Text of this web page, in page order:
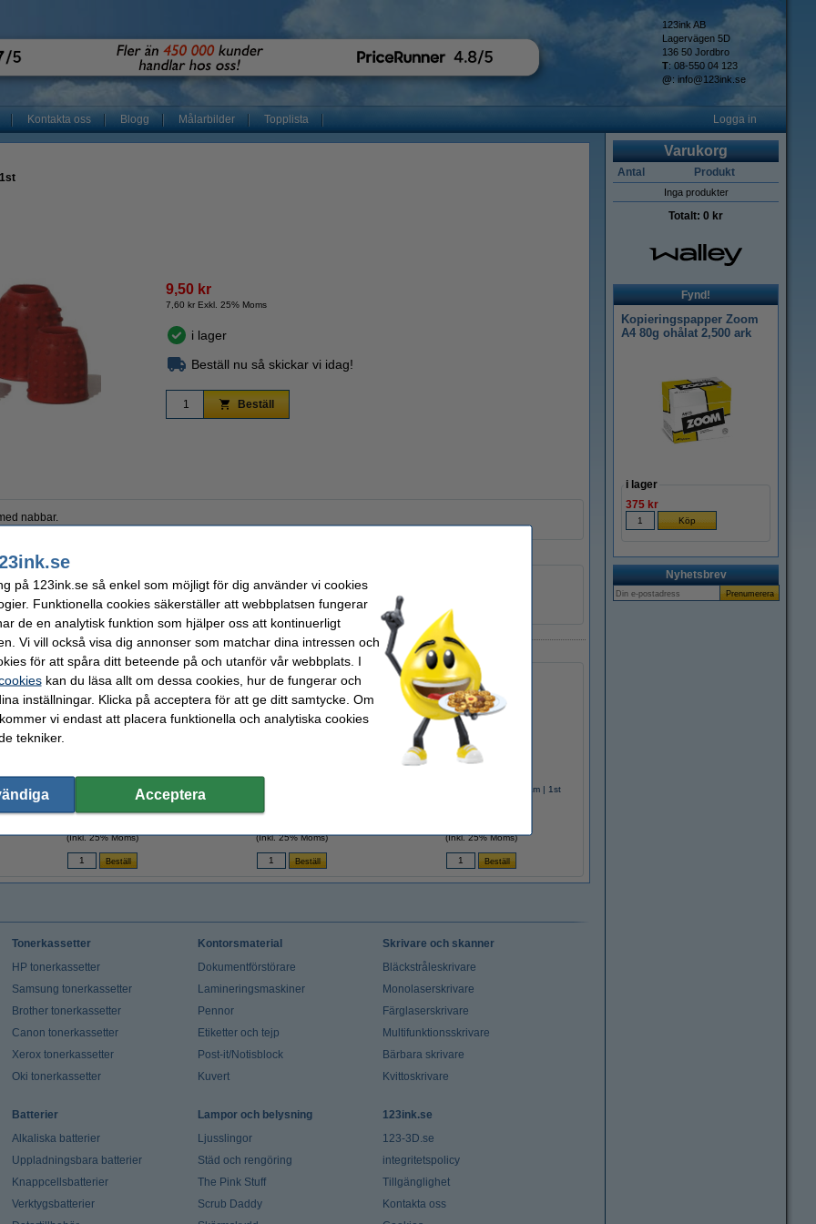
123ink AB
Lagervägen 5D
136 50 Jordbro
T: 08-550 04 123
@: info@123ink.se
Kontakta oss Blogg Målarbilder Topplista Logga in
9,50 kr
7,60 kr Exkl. 25% Moms
i lager
Beställ nu så skickar vi idag!
Beställ
nabbar.
Antal:
ofta även dessa produkter!
Sedelräknare Nr.2 (12mm) | Siam | 1st
(Inkl. 25% Moms) (Inkl. 25% Moms)
Sedelräknare Nr.5 (19mm) | Siam | 1st
(Inkl. 25% Moms)
Varukorg
Antal Produkt
Inga produkter
Totalt: 0 kr
Fynd!
Kopieringspapper Zoom
A4 80g ohålat 2,500 ark
i lager
375 kr
Nyhetsbrev
Tonerkassetter
HP tonerkassetter
Samsung tonerkassetter
Brother tonerkassetter
Canon tonerkassetter
Xerox tonerkassetter
Oki tonerkassetter
Kontorsmaterial
Dokumentförstörare
Lamineringsmaskiner
Pennor
Etiketter och tejp
Post-it/Notisblock
Kuvert
Skrivare och skanner
Bläckstråleskrivare
Monolaserskrivare
Färglaserskrivare
Multifunktionsskrivare
Bärbara skrivare
Kvittoskrivare
Batterier
Alkaliska batterier
Uppladningsbara batterier
Knappcellsbatterier
Verktygsbatterier
Lampor och belysning
Ljusslingor
Städ och rengöring
The Pink Stuff
Scrub Daddy
123ink.se
123-3D.se
integritetspolicy
Tillgänglighet
Kontakta oss
på 123ink.se så enkel som möjligt för dig använder vi cookies
Funktionella cookies säkerställer att webbplatsen fungerar
de en analytisk funktion som hjälper oss att kontinuerligt
Vi vill också visa dig annonser som matchar dina intressen och
för att spåra ditt beteende på och utanför vår webbplats. I
kan du läsa allt om dessa cookies, hur de fungerar och
inställningar. Klicka på acceptera för att ge ditt samtycke. Om
vi endast att placera funktionella och analytiska cookies
tekniker.
Acceptera